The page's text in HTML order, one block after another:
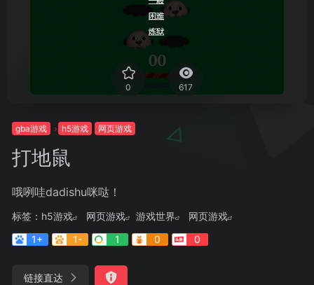
0 617
gba游戏 h5游戏 网页游戏
打地鼠
哦咧哇dadishu咪哒！
标签： h5游戏 网页游戏 游戏世界
网页游戏
1+
1- 1 0 0
链接直达